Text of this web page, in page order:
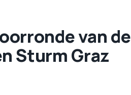
van de
Sturm Graz